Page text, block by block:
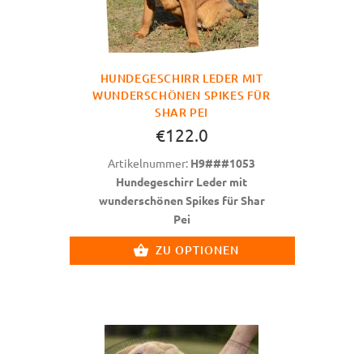
HUNDEGESCHIRR LEDER MIT
WUNDERSCHÖNEN SPIKES FÜR
SHAR PEI
€122.0
Artikelnummer: H9###1053
Hundegeschirr Leder mit
wunderschönen Spikes für Shar
Pei
ZU OPTIONEN